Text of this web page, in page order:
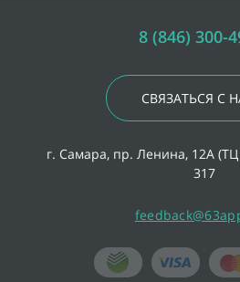
8 (846) 300-
СВЯЗАТЬСЯ С
г. Самара, пр. Ленина, 12А
317